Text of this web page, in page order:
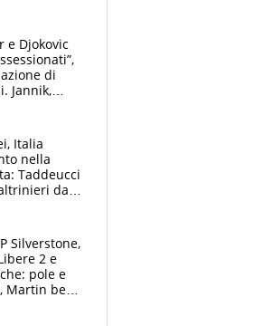
e Djokovic
di
Jannik,
Open
Italia
nella
Taddeucci
da
Silverstone,
2 e
pole e
Martin beffa